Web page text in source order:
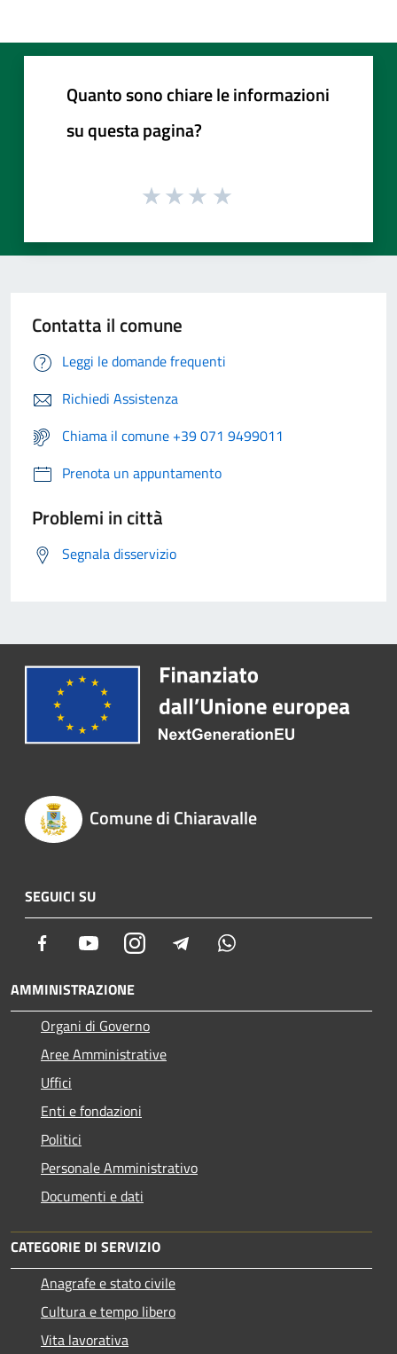
Quanto sono chiare le informazioni
su questa pagina?
Contatta il comune
Leggi le domande frequenti
Richiedi Assistenza
Chiama il comune +39 071 9499011
Prenota un appuntamento
Problemi in città
Segnala disservizio
Comune di Chiaravalle
SEGUICI SU
Facebook YoutubeInstagram Telegram
AMMINISTRAZIONE
Organi di Governo
Aree Amministrative
Uffici
Enti e fondazioni
Politici
Personale Amministrativo
Documenti e dati
CATEGORIE DI SERVIZIO
Anagrafe e stato civile
Cultura e tempo libero
Vita lavorativa